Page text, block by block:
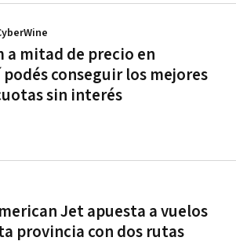
a mitad de precio en
podés conseguir los mejores
sin interés
Jet apuesta a vuelos
provincia con dos rutas